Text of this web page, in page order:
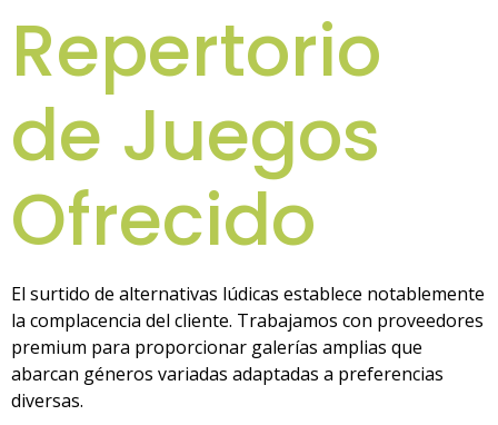
Repertorio
de Juegos
Ofrecido
El surtido de alternativas lúdicas establece notablemente
la complacencia del cliente. Trabajamos con proveedores
premium para proporcionar galerías amplias que
abarcan géneros variadas adaptadas a preferencias
diversas.